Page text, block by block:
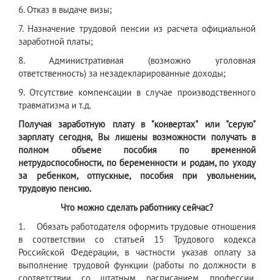
6. Отказ в выдаче визы;
7. Назначение трудовой пенсии из расчета официальной
заработной платы;
8. Административная (возможно уголовная
ответственность) за незадекларированные доходы;
9. Отсутствие компенсации в случае производственного
травматизма и т.д.
Получая заработную плату в "конвертах" или "серую"
зарплату сегодня, Вы лишены возможности получать в
полном объеме пособия по временной
нетрудоспособности, по беременности и родам, по уходу
за ребенком, отпускные, пособия при увольнении,
трудовую пенсию.
Что можно сделать работнику сейчас?
1. Обязать работодателя оформить трудовые отношения
в соответствии со статьей 15 Трудового кодекса
Российской Федерации, в частности указав оплату за
выполнение трудовой функции (работы по должности в